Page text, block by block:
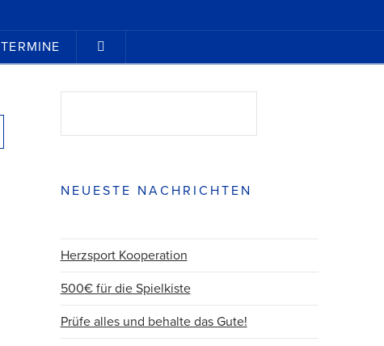
TERMINE
NEUESTE NACHRICHTEN
Herzsport Kooperation
500€ für die Spielkiste
Prüfe alles und behalte das Gute!